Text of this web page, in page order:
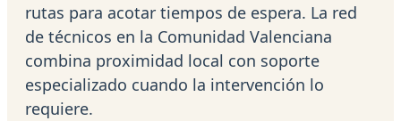
rutas para acotar tiempos de espera. La red
de técnicos en la Comunidad Valenciana
combina proximidad local con soporte
especializado cuando la intervención lo
requiere.